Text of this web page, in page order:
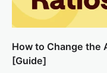
How to Change the
[Guide]